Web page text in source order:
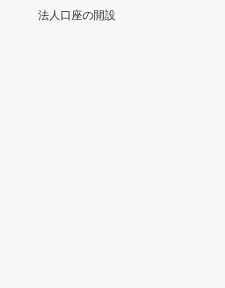
法人口座の開設